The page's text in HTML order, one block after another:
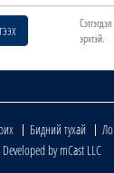
эрхтэй.
Бидний тухай
by mCast LLC